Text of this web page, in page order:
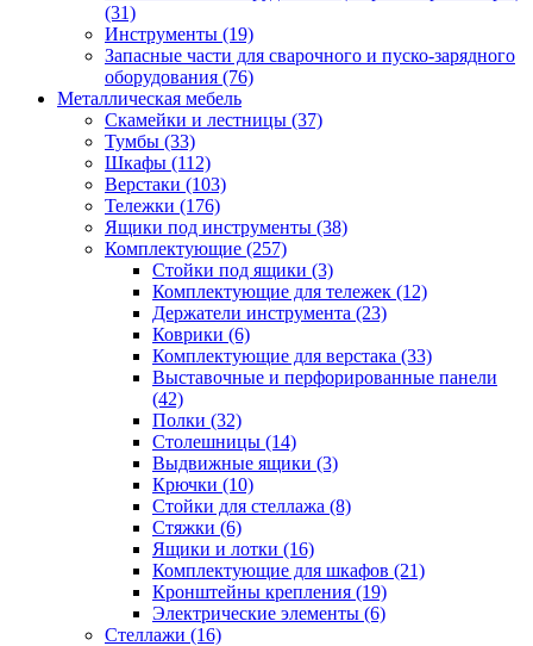
(31)
Инструменты (19)
Запасные части для сварочного и пуско-зарядного
оборудования (76)
Металлическая мебель
Скамейки и лестницы (37)
Тумбы (33)
Шкафы (112)
Верстаки (103)
Тележки (176)
Ящики под инструменты (38)
Комплектующие (257)
Стойки под ящики (3)
Комплектующие для тележек (12)
Держатели инструмента (23)
Коврики (6)
Комплектующие для верстака (33)
Выставочные и перфорированные панели
(42)
Полки (32)
Столешницы (14)
Выдвижные ящики (3)
Крючки (10)
Стойки для стеллажа (8)
Стяжки (6)
Ящики и лотки (16)
Комплектующие для шкафов (21)
Кронштейны крепления (19)
Электрические элементы (6)
Стеллажи (16)